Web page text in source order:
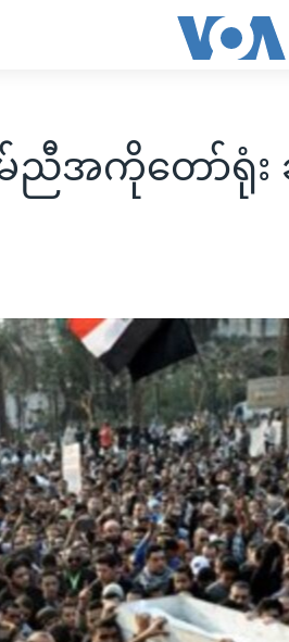
ညီအကိုတော်ရုံး